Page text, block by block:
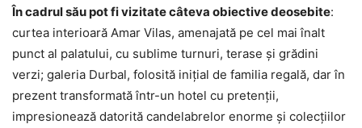
În cadrul său pot fi vizitate câteva obiective deosebite:
curtea interioară Amar Vilas, amenajată pe cel mai înalt
punct al palatului, cu sublime turnuri, terase și grădini
verzi; galeria Durbal, folosită inițial de familia regală, dar în
prezent transformată într-un hotel cu pretenții,
impresionează datorită candelabrelor enorme și colecțiilor